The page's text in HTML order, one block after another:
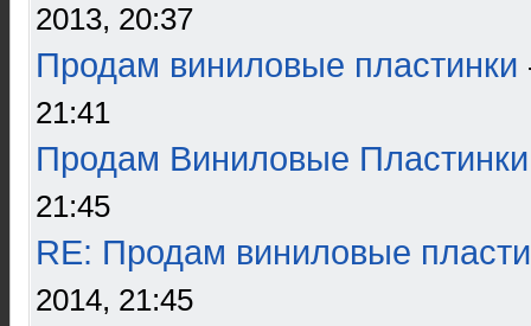
2013, 20:37
Продам виниловые пластинки
21:41
Продам Виниловые Пластинки
21:45
RE: Продам виниловые
2014, 21:45